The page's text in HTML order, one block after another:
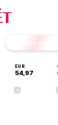
Finans
EUR
54,97